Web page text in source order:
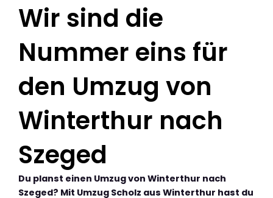
Wir sind die
Nummer eins für
den Umzug von
Winterthur nach
Szeged
Du planst einen Umzug von Winterthur nach
Szeged? Mit Umzug Scholz aus Winterthur hast du